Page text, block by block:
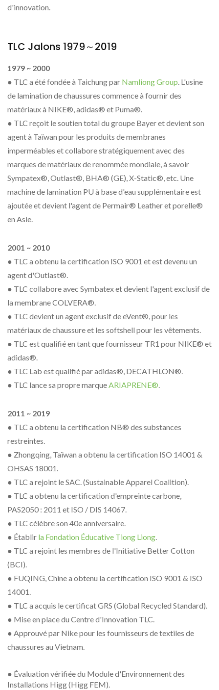
d'innovation.
TLC Jalons 1979～2019
1979 ~ 2000
● TLC a été fondée à Taichung par Namliong Group. L'usine
de lamination de chaussures commence à fournir des
matériaux à NIKE®, adidas® et Puma®.
● TLC reçoit le soutien total du groupe Bayer et devient son
agent à Taïwan pour les produits de membranes
imperméables et collabore stratégiquement avec des
marques de matériaux de renommée mondiale, à savoir
Sympatex®, Outlast®, BHA® (GE), X-Static®, etc. Une
machine de lamination PU à base d'eau supplémentaire est
ajoutée et devient l'agent de Permair® Leather et porelle®
en Asie.
2001 ~ 2010
● TLC a obtenu la certification ISO 9001 et est devenu un
agent d'Outlast®.
● TLC collabore avec Symbatex et devient l'agent exclusif de
la membrane COLVERA®.
● TLC devient un agent exclusif de eVent®, pour les
matériaux de chaussure et les softshell pour les vêtements.
● TLC est qualifié en tant que fournisseur TR1 pour NIKE® et
adidas®.
● TLC Lab est qualifié par adidas®, DECATHLON®.
● TLC lance sa propre marqueARIAPRENE®.
2011 ~ 2019
● TLC a obtenu la certification NB® des substances
restreintes.
● Zhongqing, Taïwan a obtenu la certification ISO 14001 &
OHSAS 18001.
● TLC a rejoint le SAC. (Sustainable Apparel Coalition).
● TLC a obtenu la certification d'empreinte carbone,
PAS2050 : 2011 et ISO / DIS 14067.
● TLC célèbre son 40e anniversaire.
● Établir la Fondation Éducative Tiong Liong.
● TLC a rejoint les membres de l'Initiative Better Cotton
(BCI).
● FUQING, Chine a obtenu la certification ISO 9001 & ISO
14001.
● TLC a acquis le certificat GRS (Global Recycled Standard).
● Mise en place du Centre d'Innovation TLC.
● Approuvé par Nike pour les fournisseurs de textiles de
chaussures au Vietnam.
● Évaluation vérifiée du Module d'Environnement des
Installations Higg (Higg FEM).